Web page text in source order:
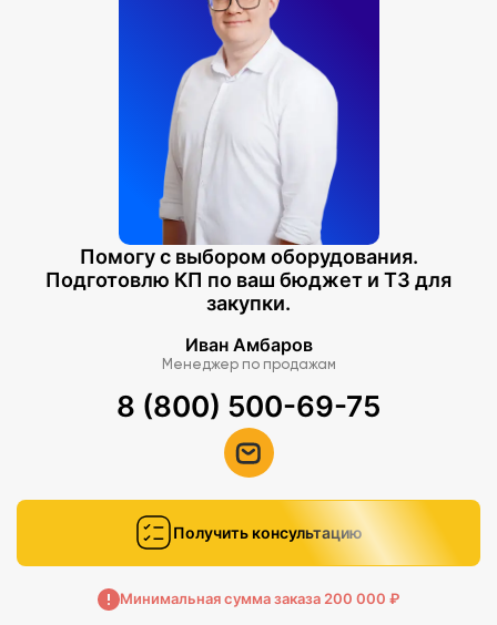
Помогу с выбором оборудования.
Подготовлю КП по ваш бюджет и ТЗ для
закупки.
Иван Амбаров
Менеджер по продажам
8 (800) 500-69-75
Получить консультацию
Минимальная сумма заказа 200 000 ₽